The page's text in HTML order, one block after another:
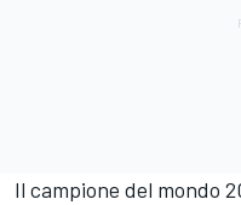
Il campione del mondo